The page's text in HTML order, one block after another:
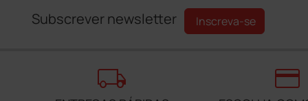
Subscrever newsletter Inscreva-se
local_shipping credit_card